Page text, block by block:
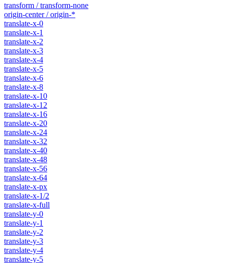
transform / transform-none
origin-center / origin-*
translate-x-0
translate-x-1
translate-x-2
translate-x-3
translate-x-4
translate-x-5
translate-x-6
translate-x-8
translate-x-10
translate-x-12
translate-x-16
translate-x-20
translate-x-24
translate-x-32
translate-x-40
translate-x-48
translate-x-56
translate-x-64
translate-x-px
translate-x-1/2
translate-x-full
translate-y-0
translate-y-1
translate-y-2
translate-y-3
translate-y-4
translate-y-5